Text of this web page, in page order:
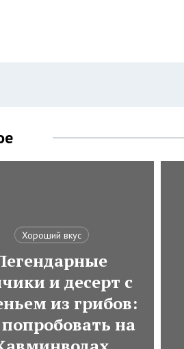
Хороший вкус
и десерт с
из грибов:
на